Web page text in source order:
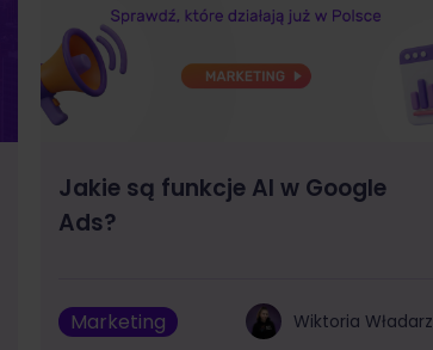
Jakie są funkcje AI w Google
Ads?
Marketing Wiktoria Władarz